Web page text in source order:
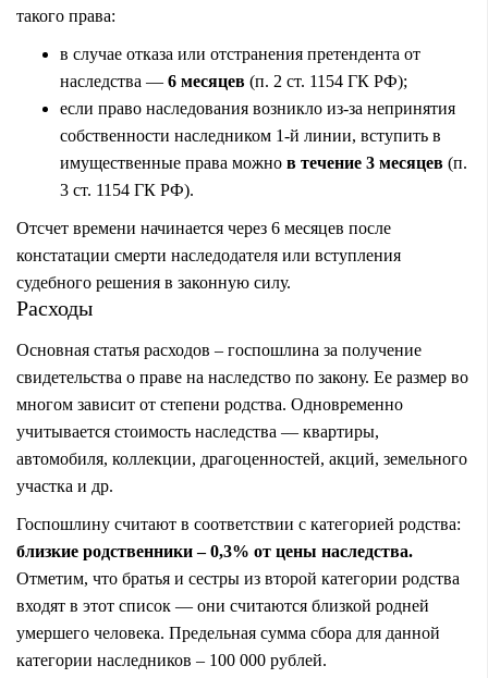
такого права:
в случае отказа или отстранения претендента от
наследства — 6 месяцев (п. 2 ст. 1154 ГК РФ);
если право наследования возникло из-за непринятия
собственности наследником 1-й линии, вступить в
имущественные права можно в течение 3 месяцев (п.
3 ст. 1154 ГК РФ).
Отсчет времени начинается через 6 месяцев после
констатации смерти наследодателя или вступления
судебного решения в законную силу.
Расходы
Основная статья расходов – госпошлина за получение
свидетельства о праве на наследство по закону. Ее размер во
многом зависит от степени родства. Одновременно
учитывается стоимость наследства — квартиры,
автомобиля, коллекции, драгоценностей, акций, земельного
участка и др.
Госпошлину считают в соответствии с категорией родства:
близкие родственники – 0,3% от цены наследства.
Отметим, что братья и сестры из второй категории родства
входят в этот список — они считаются близкой родней
умершего человека. Предельная сумма сбора для данной
категории наследников – 100 000 рублей.